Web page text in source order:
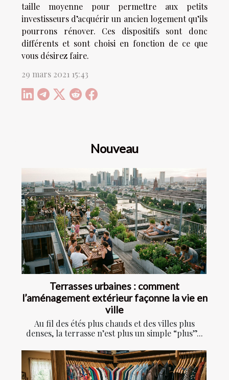
taille moyenne pour permettre aux petits
investisseurs d’acquérir un ancien logement qu’ils
pourrons rénover. Ces dispositifs sont donc
différents et sont choisi en fonction de ce que
vous désirez faire.
29 mars 2021 15:43
Nouveau
Terrasses urbaines : comment
l’aménagement extérieur façonne la vie en
ville
Au fil des étés plus chauds et des villes plus
denses, la terrasse n’est plus un simple “plus”...